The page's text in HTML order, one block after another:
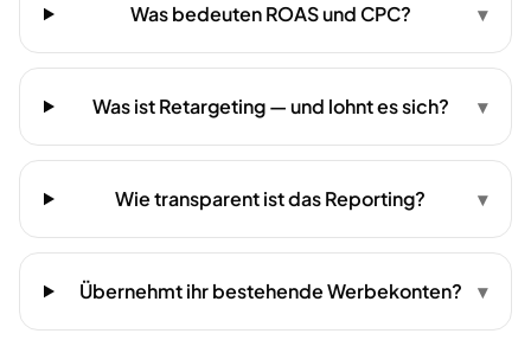
Was bedeuten ROAS und CPC? ▾
Was ist Retargeting — und lohnt es sich? ▾
Wie transparent ist das Reporting? ▾
Übernehmt ihr bestehende Werbekonten? ▾